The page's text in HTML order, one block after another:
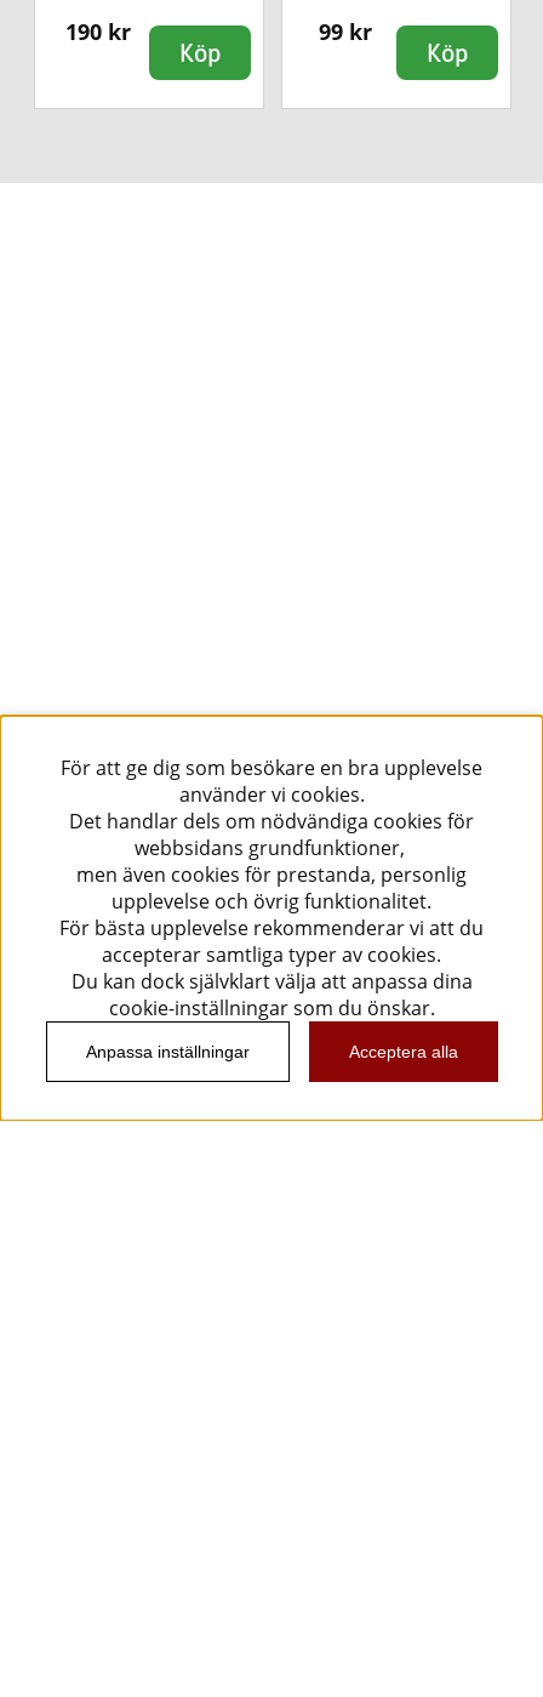
190 kr
Köp
99 kr
Köp
För att ge dig som besökare en bra upplevelse
använder vi cookies.
Det handlar dels om nödvändiga cookies för
webbsidans grundfunktioner,
men även cookies för prestanda, personlig
upplevelse och övrig funktionalitet.
För bästa upplevelse rekommenderar vi att du
accepterar samtliga typer av cookies.
Du kan dock självklart välja att anpassa dina
cookie-inställningar som du önskar.
Anpassa inställningar Acceptera alla